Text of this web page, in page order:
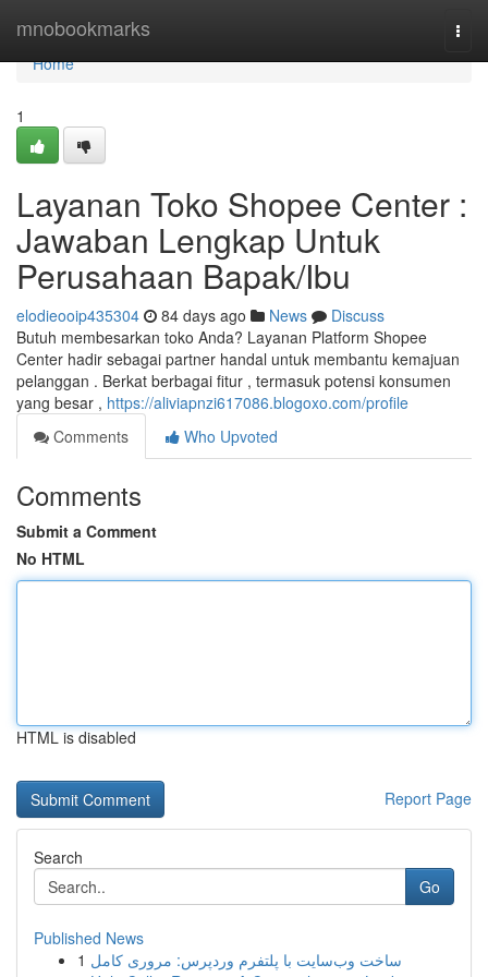
mnobookmarks
Home
Home
1
Layanan Toko Shopee Center :
Jawaban Lengkap Untuk
Perusahaan Bapak/Ibu
elodieooip435304 84 days ago News
Discuss
Butuh membesarkan toko Anda? Layanan Platform Shopee
Center hadir sebagai partner handal untuk membantu kemajuan
pelanggan . Berkat berbagai fitur , termasuk potensi konsumen
yang besar , https://aliviapnzi617086.blogoxo.com/profile
Comments
Who Upvoted
Comments
Submit a Comment
No HTML
HTML is disabled
Report Page
Search
Go
Published News
1 ساخت وب‌سایت با پلتفرم وردپرس: مروری کامل